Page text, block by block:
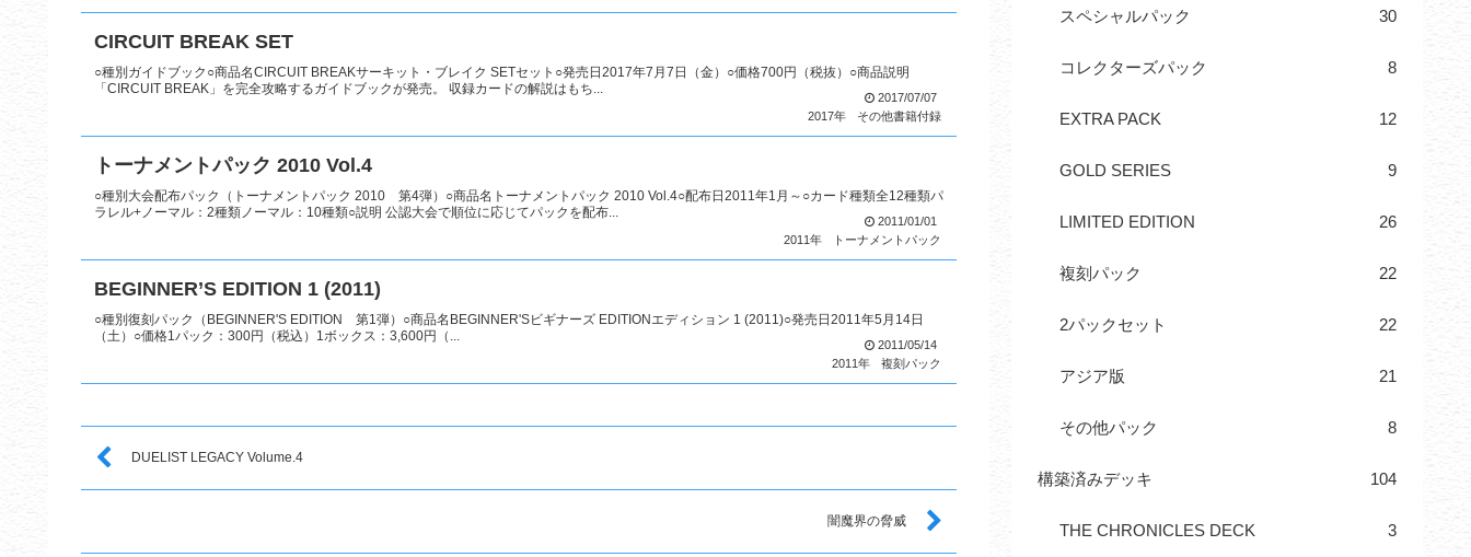
CIRCUIT BREAK SET
○種別ガイドブック○商品名CIRCUIT BREAKサーキット・ブレイク SETセット○発売日2017年7月7日（金）○価格700円（税抜）○商品説明
「CIRCUIT BREAK」を完全攻略するガイドブックが発売。 収録カードの解説はもち...
2017/07/07
2017年
その他書籍付録
トーナメントパック 2010 Vol.4
○種別大会配布パック（トーナメントパック 2010 第4弾）○商品名トーナメントパック 2010 Vol.4○配布日2011年1月～○カード種類全12種類パ
ラレル+ノーマル：2種類ノーマル：10種類○説明 公認大会で順位に応じてパックを配布...
2011/01/01
2011年
トーナメントパック
BEGINNER’S EDITION 1 (2011)
○種別復刻パック（BEGINNER'S EDITION 第1弾）○商品名BEGINNER'Sビギナーズ EDITIONエディション 1 (2011)○発売日2011年5月14日
（土）○価格1パック：300円（税込）1ボックス：3,600円（...
2011/05/14
2011年
複刻パック
DUELIST LEGACY Volume.4
闇魔界の脅威
スペシャルパック 30
コレクターズパック 8
EXTRA PACK 12
GOLD SERIES 9
LIMITED EDITION 26
複刻パック 22
2パックセット 22
アジア版 21
その他パック 8
構築済みデッキ 104
THE CHRONICLES DECK 3